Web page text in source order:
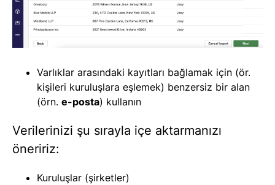
Varlıklar arasındaki kayıtları bağlamak için (ör.
kişileri kuruluşlara eşlemek) benzersiz bir alan
(örn. e-posta) kullanın
Verilerinizi şu sırayla içe aktarmanızı
öneririz:
Kuruluşlar (şirketler)